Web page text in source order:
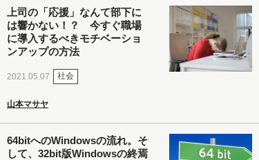
上司の「応援」なんて部下に
は響かない！？ 今すぐ職場
に導入するべきモチベーショ
ンアップの方法
2021.05.07 社会
山本マサヤ
64bitへのWindowsの流れ。そ
して、32bit版Windowsの終焉